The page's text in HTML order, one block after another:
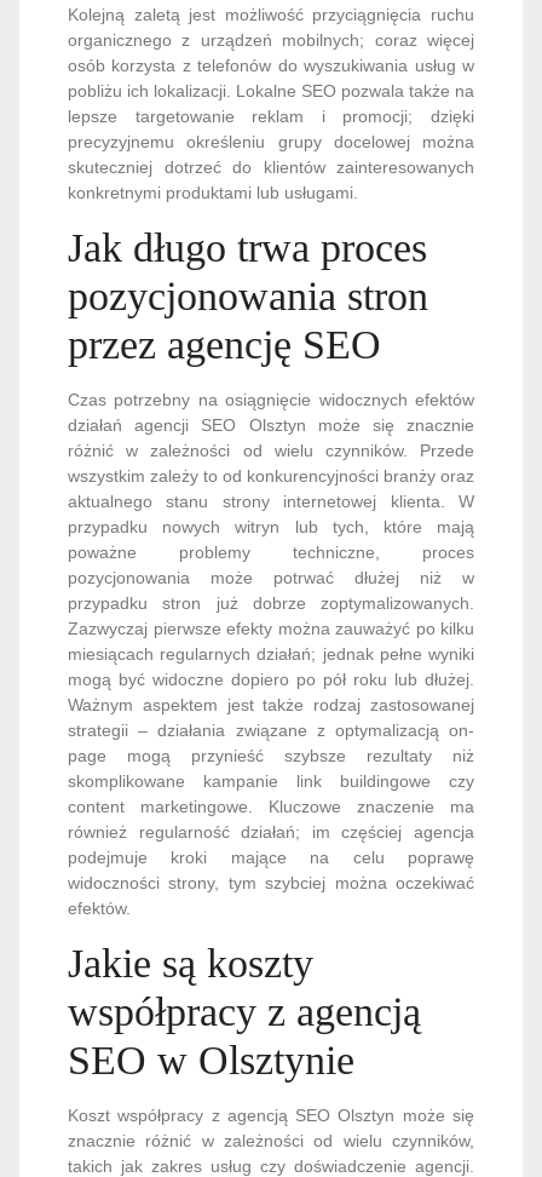
Kolejną zaletą jest możliwość przyciągnięcia ruchu
organicznego z urządzeń mobilnych; coraz więcej
osób korzysta z telefonów do wyszukiwania usług w
pobliżu ich lokalizacji. Lokalne SEO pozwala także na
lepsze targetowanie reklam i promocji; dzięki
precyzyjnemu określeniu grupy docelowej można
skuteczniej dotrzeć do klientów zainteresowanych
konkretnymi produktami lub usługami.
Jak długo trwa proces
pozycjonowania stron
przez agencję SEO
Czas potrzebny na osiągnięcie widocznych efektów
działań agencji SEO Olsztyn może się znacznie
różnić w zależności od wielu czynników. Przede
wszystkim zależy to od konkurencyjności branży oraz
aktualnego stanu strony internetowej klienta. W
przypadku nowych witryn lub tych, które mają
poważne problemy techniczne, proces
pozycjonowania może potrwać dłużej niż w
przypadku stron już dobrze zoptymalizowanych.
Zazwyczaj pierwsze efekty można zauważyć po kilku
miesiącach regularnych działań; jednak pełne wyniki
mogą być widoczne dopiero po pół roku lub dłużej.
Ważnym aspektem jest także rodzaj zastosowanej
strategii – działania związane z optymalizacją on-
page mogą przynieść szybsze rezultaty niż
skomplikowane kampanie link buildingowe czy
content marketingowe. Kluczowe znaczenie ma
również regularność działań; im częściej agencja
podejmuje kroki mające na celu poprawę
widoczności strony, tym szybciej można oczekiwać
efektów.
Jakie są koszty
współpracy z agencją
SEO w Olsztynie
Koszt współpracy z agencją SEO Olsztyn może się
znacznie różnić w zależności od wielu czynników,
takich jak zakres usług czy doświadczenie agencji.